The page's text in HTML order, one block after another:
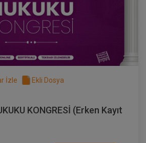
İzle Ekli Dosya
KONGRESİ (Erken Kayıt